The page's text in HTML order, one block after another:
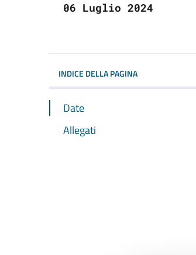
06 Luglio 2024
INDICE DELLA PAGINA
Date
Allegati